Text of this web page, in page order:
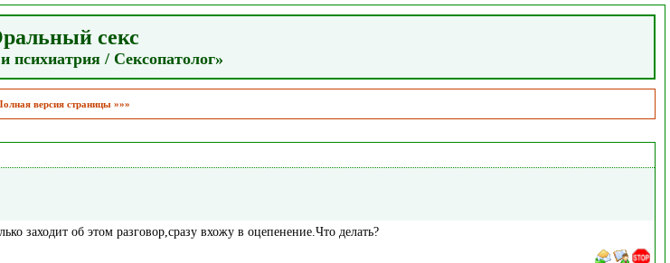
секс
психиатрия / Сексопатолог»
версия страницы »»»
заходит об этом разговор,сразу вхожу в оцепенение.Что делать?